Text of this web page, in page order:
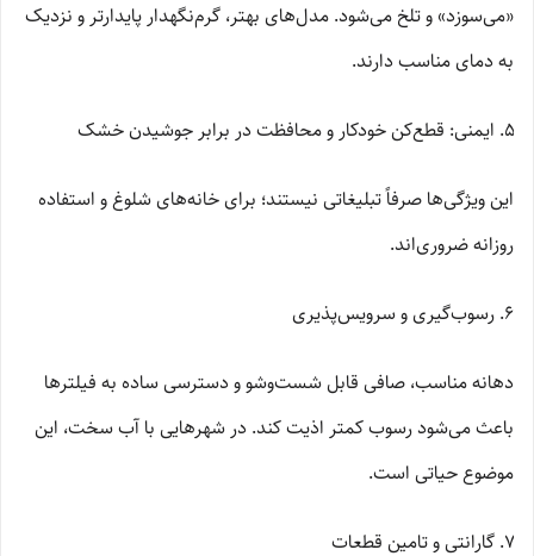
«می‌سوزد» و تلخ می‌شود. مدل‌های بهتر، گرم‌نگهدار پایدارتر و نزدیک
به دمای مناسب دارند.
ایمنی: قطع‌کن خودکار و محافظت در برابر جوشیدن خشک
این ویژگی‌ها صرفاً تبلیغاتی نیستند؛ برای خانه‌های شلوغ و استفاده
روزانه ضروری‌اند.
رسوب‌گیری و سرویس‌پذیری
دهانه مناسب، صافی قابل شست‌وشو و دسترسی ساده به فیلترها
باعث می‌شود رسوب کمتر اذیت کند. در شهرهایی با آب سخت، این
موضوع حیاتی است.
گارانتی و تامین قطعات